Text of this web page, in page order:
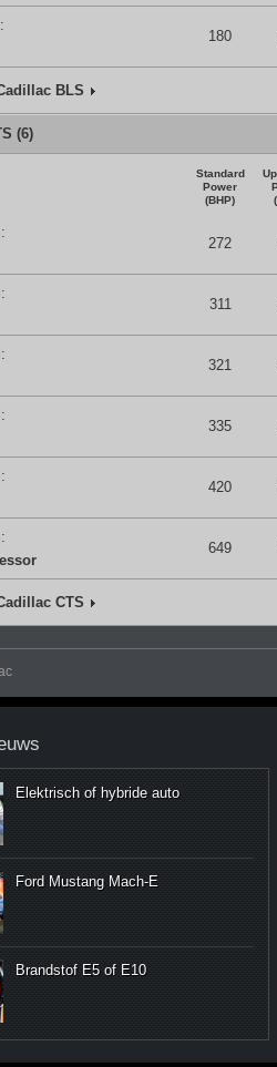
180
BLS
(6)
Standard
Power
(BHP)
272
311
321
335
420
649
CTS
Elektrisch of hybride auto
Ford Mustang Mach-E
Brandstof E5 of E10